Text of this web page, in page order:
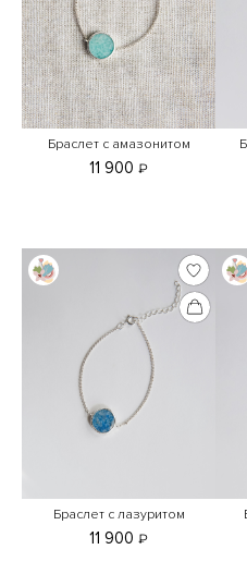
Браслет с амазонитом
11 900₽
Браслет с лазуритом
11 900₽